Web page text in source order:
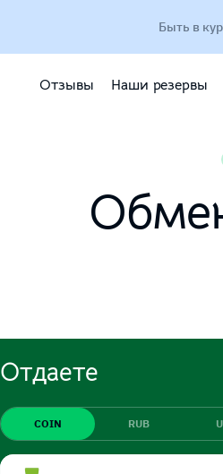
Быть в
Отзывы Наши резервы
Отдаете
COIN RUB